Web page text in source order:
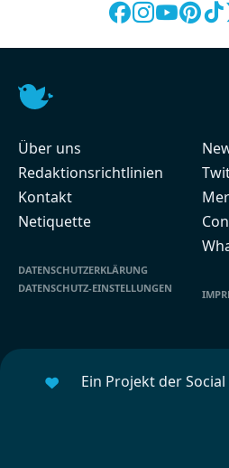
Über uns
Redaktionsrichtlinien
Kontakt
Netiquette
DATENSCHUTZERKLÄRUNG
DATENSCHUTZ-EINSTELLUNGEN
Ein Projekt der